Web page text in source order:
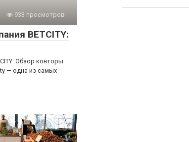
933 просмотров
BETCITY:
Обзор конторы
— одна из самых